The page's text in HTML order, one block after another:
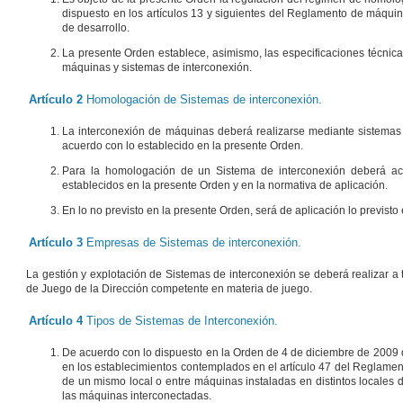
dispuesto en los artículos 13 y siguientes del Reglamento de
de desarrollo.
La presente Orden establece, asimismo, las especificaciones
máquinas y sistemas de interconexión.
Artículo 2 Homologación de Sistemas de interconexión.
La interconexión de máquinas deberá realizarse mediante
acuerdo con lo establecido en la presente Orden.
Para la homologación de un Sistema de interconexión deberá
establecidos en la presente Orden y en la normativa de aplicación.
En lo no previsto en la presente Orden, será de aplicación lo
Artículo 3 Empresas de Sistemas de interconexión.
La gestión y explotación de Sistemas de interconexión se deberá realizar
de Juego de la Dirección competente en materia de juego.
Artículo 4 Tipos de Sistemas de Interconexión.
De acuerdo con lo dispuesto en la Orden de 4 de diciembre de
en los establecimientos contemplados en el artículo 47 del
de un mismo local o entre máquinas instaladas en distintos
las máquinas interconectadas.